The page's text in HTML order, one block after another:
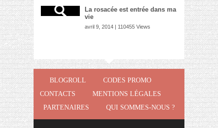
La rosacée est entrée dans ma
vie
avril 9, 2014 | 110455 Views
BLOGROLL
CODES PROMO
CONTACTS
MENTIONS LÉGALES
PARTENAIRES
QUI SOMMES-NOUS ?